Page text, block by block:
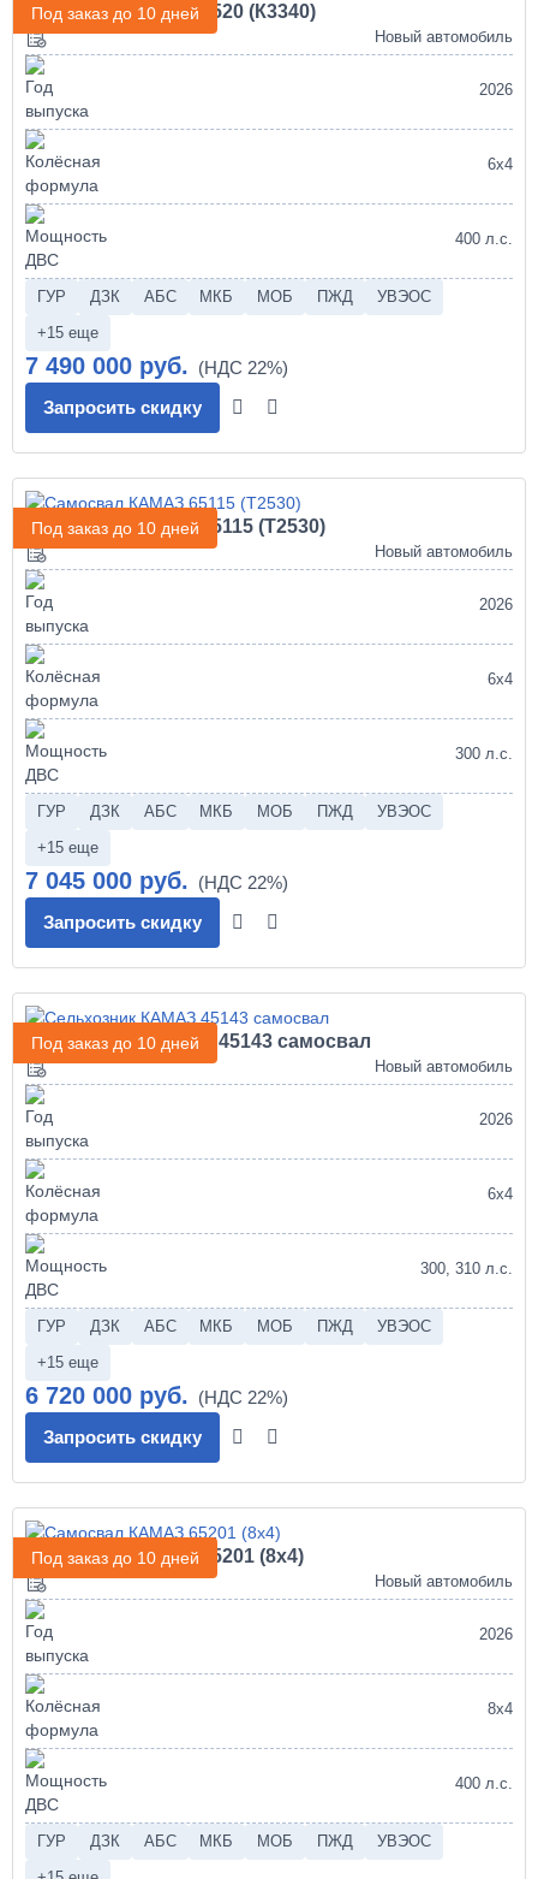
Под заказ до 10 дней
Самосвал КАМАЗ 6520 (К3340)
Новый автомобиль
2026
6х4
400 л.с.
ГУР ДЗК АБС МКБ МОБ ПЖД
УВЭОС
+15 еще
7 490 000 руб.
Запросить скидку
Под заказ до 10 дней
Самосвал КАМАЗ 65115 (Т2530)
Новый автомобиль
2026
6х4
300 л.с.
ГУР ДЗК АБС МКБ МОБ ПЖД
УВЭОС
+15 еще
7 045 000 руб.
Запросить скидку
Под заказ до 10 дней
Сельхозник КАМАЗ 45143 самосвал
Новый автомобиль
2026
6х4
300, 310 л.с.
ГУР ДЗК АБС МКБ МОБ ПЖД
УВЭОС
+15 еще
6 720 000 руб.
Запросить скидку
Под заказ до 10 дней
Самосвал КАМАЗ 65201 (8х4)
Новый автомобиль
2026
8х4
400 л.с.
ГУР ДЗК АБС МКБ МОБ ПЖД
УВЭОС